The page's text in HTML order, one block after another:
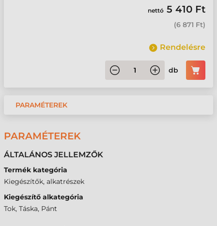
nettó 5 410 Ft
(6 871 Ft)
Rendelésre
db
PARAMÉTEREK
PARAMÉTEREK
ÁLTALÁNOS JELLEMZŐK
Termék kategória
Kiegészítők, alkatrészek
Kiegészítő alkategória
Tok, Táska, Pánt